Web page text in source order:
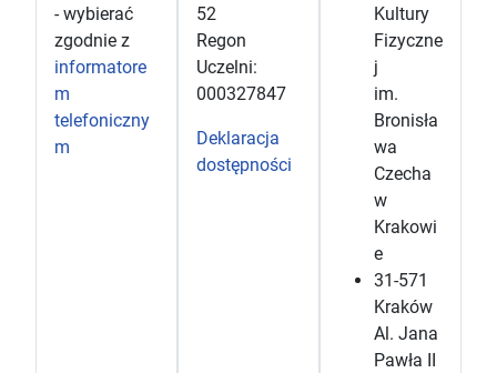
- wybierać
zgodnie z
informatore
m
telefoniczny
m
52
Regon
Uczelni:
000327847
Deklaracja
dostępności
Kultury
Fizyczne
j
im.
Bronisła
wa
Czecha
w
Krakowi
e
31-571
Kraków
Al. Jana
Pawła II